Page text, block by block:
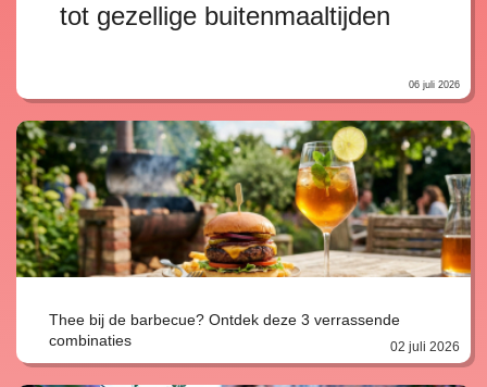
tot gezellige buitenmaaltijden
06 juli 2026
Thee bij de barbecue? Ontdek deze 3 verrassende
combinaties
02 juli 2026